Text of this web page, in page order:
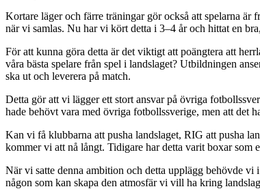
Kortare läger och färre träningar gör också att spelarna är
när vi samlas. Nu har vi kört detta i 3–4 år och hittat en
För att kunna göra detta är det viktigt att poängtera att
våra bästa spelare från spel i landslaget? Utbildningen
ska ut och leverera på match.
Detta gör att vi lägger ett stort ansvar på övriga
hade behövt vara med övriga fotbollssverige, men att
Kan vi få klubbarna att pusha landslaget, RIG att pusha
kommer vi att nå långt. Tidigare har detta varit boxar
När vi satte denna ambition och detta upplägg behövde
någon som kan skapa den atmosfär vi vill ha kring